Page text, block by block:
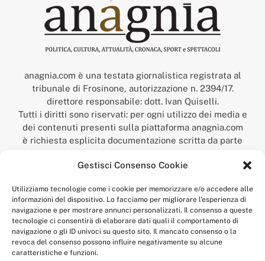
Gestisci Consenso Cookie
Utilizziamo tecnologie come i cookie per memorizzare e/o accedere alle
informazioni del dispositivo. Lo facciamo per migliorare l'esperienza di
navigazione e per mostrare annunci personalizzati. Il consenso a queste
tecnologie ci consentirà di elaborare dati quali il comportamento di
navigazione o gli ID univoci su questo sito. Il mancato consenso o la
revoca del consenso possono influire negativamente su alcune
caratteristiche e funzioni.
anagnia.com è una testata giornalistica registrata al
tribunale di Frosinone, autorizzazione n. 2394/17.
direttore responsabile: dott. Ivan Quiselli.
Tutti i diritti sono riservati: per ogni utilizzo dei media e
dei contenuti presenti sulla piattaforma anagnia.com
è richiesta esplicita documentazione scritta da parte
della redazione.
“Anagnia” è un marchio registrato presso l’Ufficio Italiano
Economico,
num. registrazione: 302017000014044 del 9 febbraio 2017.
Per contatti:redazione@anagnia.com